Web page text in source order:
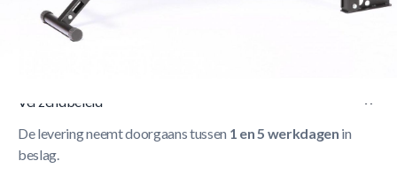
The compact weight bench allows an optimal training even
in smaller training facilities and at home.
Verzendbeleid
De levering neemt doorgaans tussen 1 en 5 werkdagen in
beslag.